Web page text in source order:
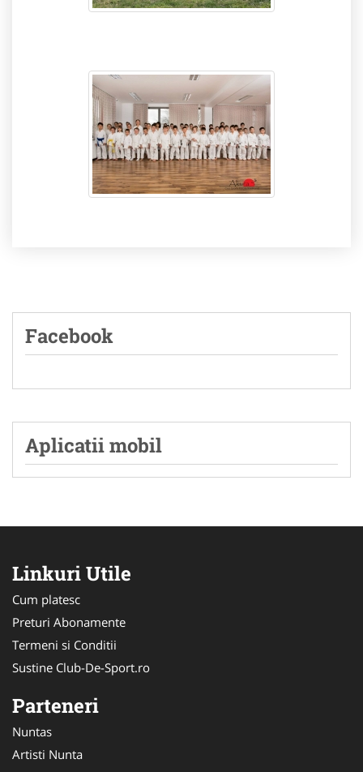
Facebook
Aplicatii mobil
Linkuri Utile
Cum platesc
Preturi Abonamente
Termeni si Conditii
Sustine Club-De-Sport.ro
Parteneri
Nuntas
Artisti Nunta